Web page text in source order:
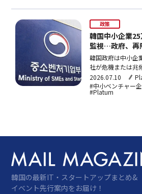
全般に対象を広げ
政策
韓国中小企業
監視…政府、再
韓国政府は中小企
社が危機または兆
万社を監視する「
導入を柱とする「
を発表。財務・成
2026.07.10
#中小ベンチャー
#Platum
韓国の最新IT・スタートアップまとめ&
イベント先行案内をお届け！